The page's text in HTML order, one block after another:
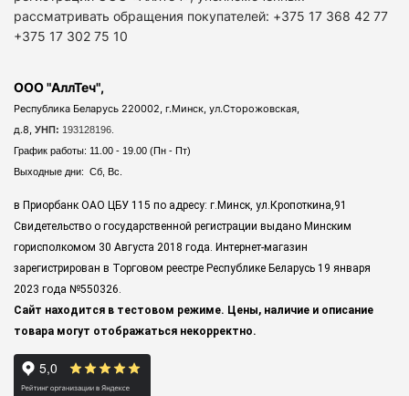
рассматривать обращения покупателей: +375 17 368 42 77
+375 17 302 75 10
ООО "АллТеч",
Республика Беларусь 220002, г.Минск, ул.Сторожовская,
д.8, УНП: 193128196.
График работы: 11.00 - 19.00 (Пн - Пт)
Выходные дни: Сб, Вс.
в Приорбанк ОАО ЦБУ 115 по адресу: г.Минск, ул.Кропоткина,91
Свидетельство о государственной регистрации выдано Минским
горисполкомом 30 Августа 2018 года. Интернет-магазин
зарегистрирован в Торговом реестре Республике Беларусь 19 января
2023 года №550326.
Сайт находится в тестовом режиме. Цены, наличие и описание
товара могут отображаться некорректно.